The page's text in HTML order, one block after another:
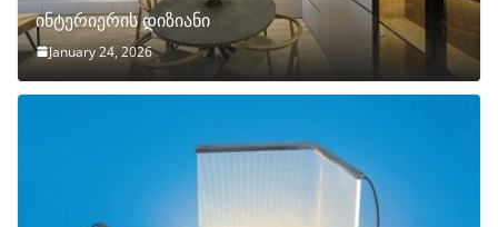
ინტერიერის დიზიანი
January 24, 2026